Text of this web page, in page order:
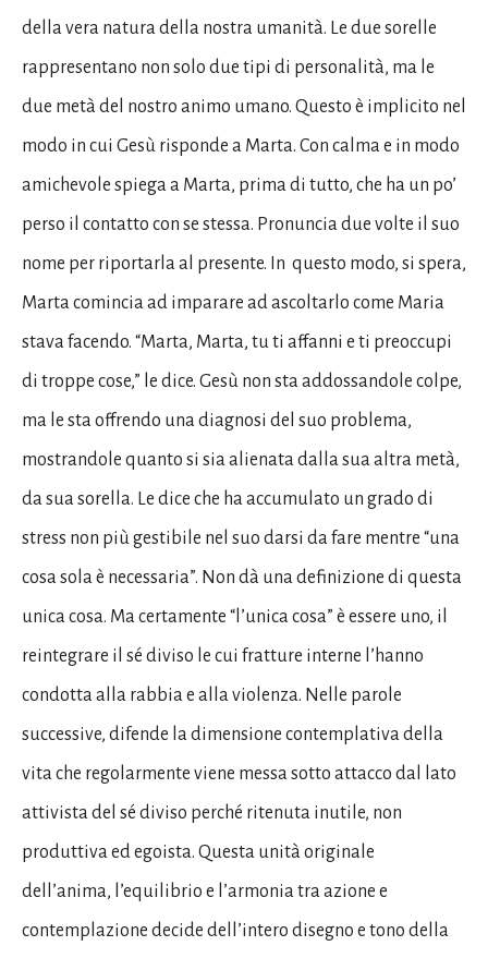
della vera natura della nostra umanità. Le due sorelle
rappresentano non solo due tipi di personalità, ma le
due metà del nostro animo umano. Questo è implicito nel
modo in cui Gesù risponde a Marta. Con calma e in modo
amichevole spiega a Marta, prima di tutto, che ha un po’
perso il contatto con se stessa. Pronuncia due volte il suo
nome per riportarla al presente. In questo modo, si spera,
Marta comincia ad imparare ad ascoltarlo come Maria
stava facendo. “Marta, Marta, tu ti affanni e ti preoccupi
di troppe cose,” le dice. Gesù non sta addossandole colpe,
ma le sta offrendo una diagnosi del suo problema,
mostrandole quanto si sia alienata dalla sua altra metà,
da sua sorella. Le dice che ha accumulato un grado di
stress non più gestibile nel suo darsi da fare mentre “una
cosa sola è necessaria”. Non dà una definizione di questa
unica cosa. Ma certamente “l’unica cosa” è essere uno, il
reintegrare il sé diviso le cui fratture interne l’hanno
condotta alla rabbia e alla violenza. Nelle parole
successive, difende la dimensione contemplativa della
vita che regolarmente viene messa sotto attacco dal lato
attivista del sé diviso perché ritenuta inutile, non
produttiva ed egoista. Questa unità originale
dell’anima, l’equilibrio e l’armonia tra azione e
contemplazione decide dell’intero disegno e tono della